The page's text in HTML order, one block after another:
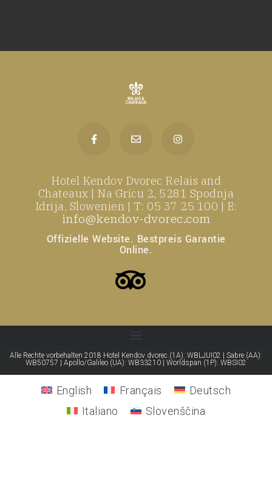
Hotel Kendov Dvorec Relais and
Chateaux | Na Gricu 2, 5281 Spodnja
Idrija, Slowenien | T: 05 37 25 100 | E:
info@kendov-dvorec.com
Offizielle Website. Bestpreis Garantie
Online.
Alle Rechte vorbehalten 2018 Hotel Kendov dvorec.(1A): WBLJUI02 | Sabre (AA):
WB50757 | Apollo/Galileo (UA): WB33210 | Worldspan (1P): WBSI02
English Français
Deutsch
Italiano
Slovenščina